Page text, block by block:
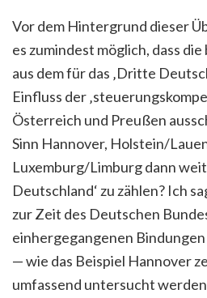
Vor dem Hintergrund dieser
es zumindest möglich, dass
aus dem für das ‚Dritte
Einfluss der
Österreich und Preußen
Sinn Hannover, Holstein/
Luxemburg/Limburg dann
Deutschland‘ zu zählen? Ich
zur Zeit des Deutschen
einhergegangenen
— wie das Beispiel Hannover
umfassend untersucht